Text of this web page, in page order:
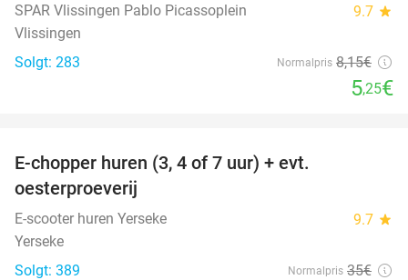
SPAR Vlissingen Pablo Picassoplein 9.7 star
Vlissingen
Solgt: 283
Normalpris 8,15€
5,25€
E-chopper huren (3, 4 of 7 uur) + evt.
oesterproeverij
E-scooter huren Yerseke 9.7 star
Yerseke
Solgt: 389
Normalpris 35€